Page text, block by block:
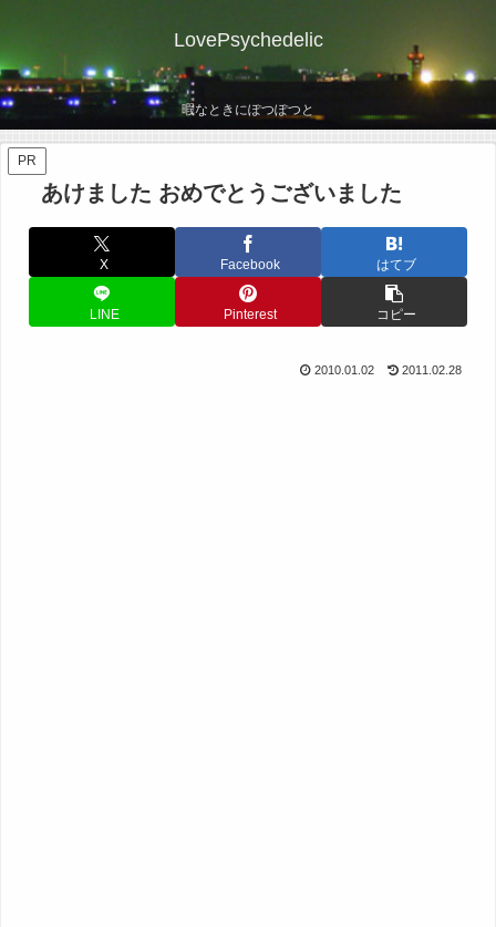
LovePsychedelic
暇なときにぽつぽつと
PR
あけました おめでとうございました
X Facebook はてブ
LINE Pinterest コピー
2010.01.02 2011.02.28